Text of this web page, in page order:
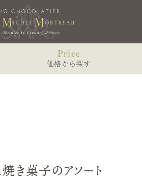
シャル
Price
価格から探す
焼き菓子のアソート